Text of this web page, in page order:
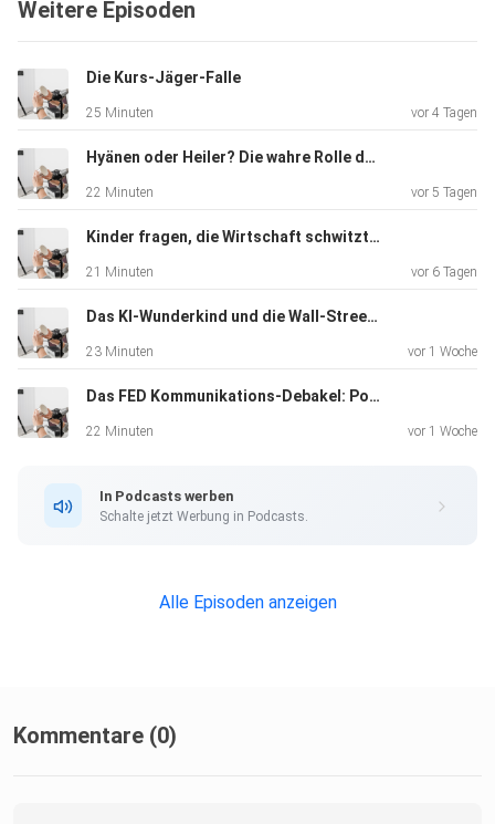
haften, wenn
Anlageentscheidungen
treffen und dadurch Verluste erleiden.
Weitere Episoden
Die Kurs-Jäger-Falle
25 Minuten vor 4 Tagen
Hyänen oder Heiler? Die wahre Rolle der Hedgefonds
22 Minuten vor 5 Tagen
Kinder fragen, die Wirtschaft schwitzt: „The Big Short“ im Realitätscheck
21 Minuten vor 6 Tagen
Das KI-Wunderkind und die Wall-Street-Rettung: Ein moderner LTCM-Moment
23 Minuten vor 1 Woche
Das FED Kommunikations-Debakel: Powell vs. Warsh
22 Minuten vor 1 Woche
In Podcasts werben
Schalte jetzt Werbung in Podcasts.
Alle Episoden anzeigen
Kommentare (0)